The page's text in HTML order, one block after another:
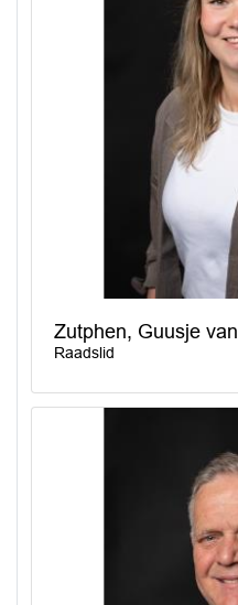
Zutphen, Guusje van
Raadslid